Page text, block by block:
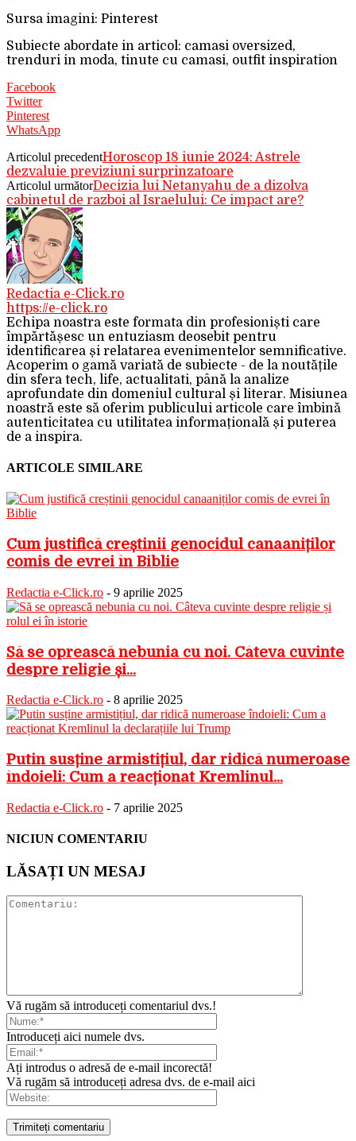
Sursa imagini: Pinterest
Subiecte abordate in articol: camasi oversized,
trenduri in moda, tinute cu camasi, outfit inspiration
Facebook
Twitter
Pinterest
WhatsApp
Articolul precedentHoroscop 18 iunie 2024: Astrele
dezvaluie previziuni surprinzatoare
Articolul următorDecizia lui Netanyahu de a dizolva
cabinetul de razboi al Israelului: Ce impact are?
Redactia e-Click.ro
https://e-click.ro
Echipa noastra este formata din profesioniști care
împărtășesc un entuziasm deosebit pentru
identificarea și relatarea evenimentelor semnificative.
Acoperim o gamă variată de subiecte - de la noutățile
din sfera tech, life, actualitati, până la analize
aprofundate din domeniul cultural și literar. Misiunea
noastră este să oferim publicului articole care îmbină
autenticitatea cu utilitatea informațională și puterea
de a inspira.
ARTICOLE SIMILARE
Cum justifică creștinii genocidul canaaniților
comis de evrei în Biblie
Redactia e-Click.ro - 9 aprilie 2025
Să se oprească nebunia cu noi. Câteva cuvinte
despre religie și...
Redactia e-Click.ro - 8 aprilie 2025
Putin susține armistițiul, dar ridică numeroase
îndoieli: Cum a reacționat Kremlinul...
Redactia e-Click.ro - 7 aprilie 2025
NICIUN COMENTARIU
LĂSAȚI UN MESAJ
Vă rugăm să introduceți comentariul dvs.!
Introduceți aici numele dvs.
Ați introdus o adresă de e-mail incorectă!
Vă rugăm să introduceți adresa dvs. de e-mail aici